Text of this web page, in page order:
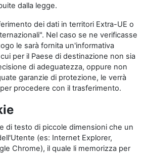
dalla legge.
dei dati in territori Extra-UE o
Nel caso se ne verificasse
le sarà fornita un'informativa
per il Paese di destinazione non sia
di adeguatezza, oppure non
garanzie di protezione, le verrà
procedere con il trasferimento.
di testo di piccole dimensioni che un
(es: Internet Explorer,
Chrome), il quale li memorizza per